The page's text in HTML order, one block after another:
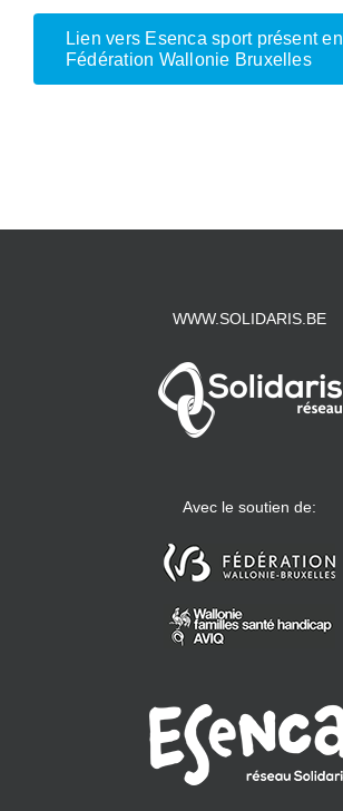
Lien vers Esenca sport présent en
Fédération Wallonie Bruxelles
WWW.SOLIDARIS.BE
Avec le soutien de: